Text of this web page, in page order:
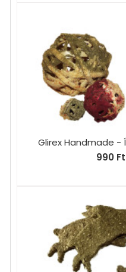
Glirex Handmade -
990